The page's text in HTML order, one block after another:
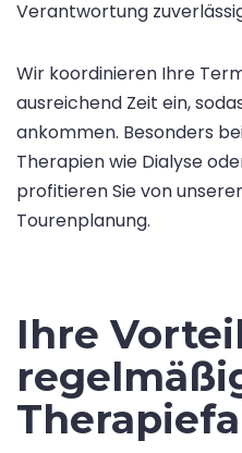
Verantwortung
Wir koordinieren Ihre
ausreichend Zeit ein,
ankommen. Besonders
Therapien wie Dialyse
profitieren Sie von
Tourenplanung.
Ihre